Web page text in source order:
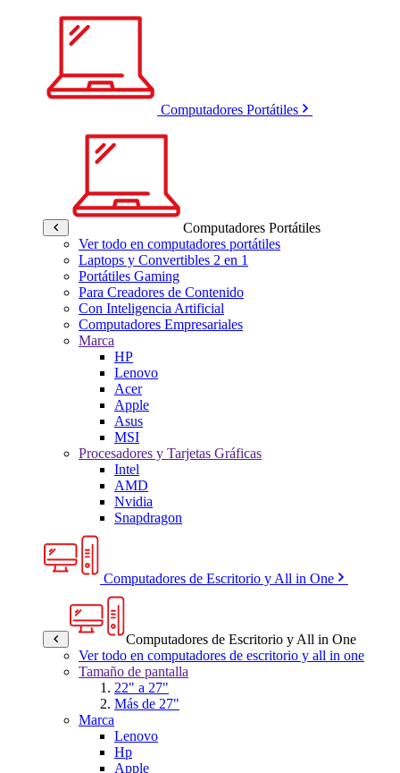
Computadores Portátiles
Computadores Portátiles
Ver todo en computadores portátiles
Laptops y Convertibles 2 en 1
Portátiles Gaming
Para Creadores de Contenido
Con Inteligencia Artificial
Computadores Empresariales
Marca
HP
Lenovo
Acer
Apple
Asus
MSI
Procesadores y Tarjetas Gráficas
Intel
AMD
Nvidia
Snapdragon
Computadores de Escritorio y All in One
Computadores de Escritorio y All in One
Ver todo en computadores de escritorio y all in one
Tamaño de pantalla
22" a 27"
Más de 27"
Marca
Lenovo
Hp
Apple